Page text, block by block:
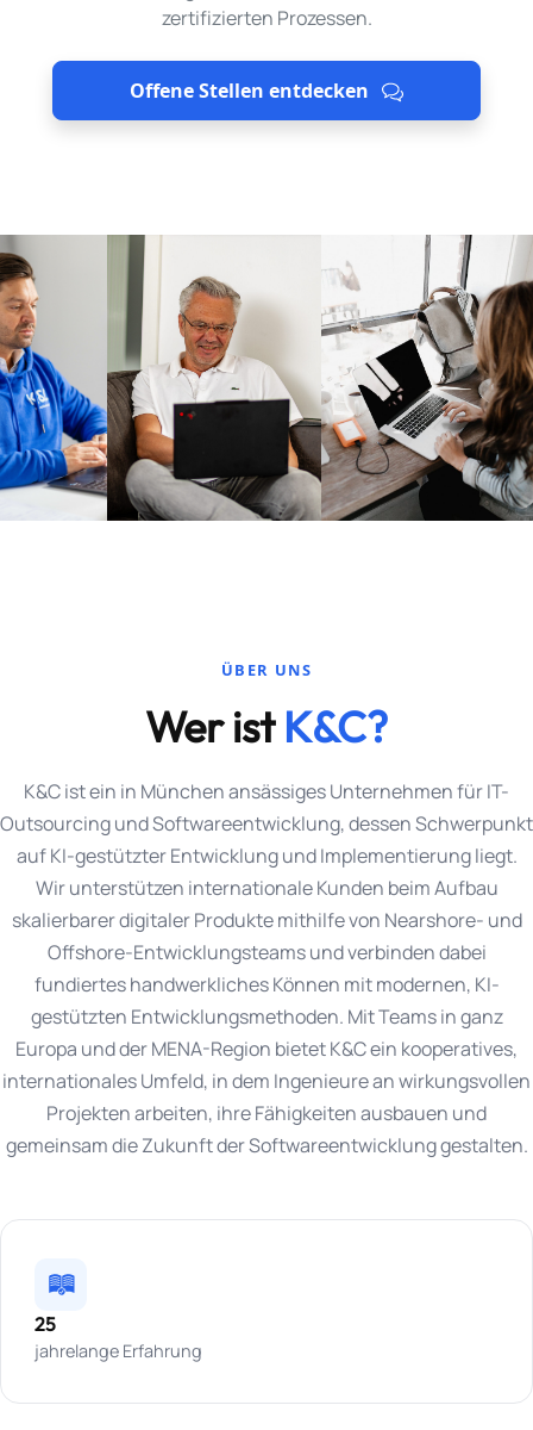
zertifizierten Prozessen.
Offene Stellen entdecken
ÜBER UNS
Wer ist K&C?
K&C ist ein in München ansässiges Unternehmen für IT-
Outsourcing und Softwareentwicklung, dessen Schwerpunkt
auf KI-gestützter Entwicklung und Implementierung liegt.
Wir unterstützen internationale Kunden beim Aufbau
skalierbarer digitaler Produkte mithilfe von Nearshore- und
Offshore-Entwicklungsteams und verbinden dabei
fundiertes handwerkliches Können mit modernen, KI-
gestützten Entwicklungsmethoden. Mit Teams in ganz
Europa und der MENA-Region bietet K&C ein kooperatives,
internationales Umfeld, in dem Ingenieure an wirkungsvollen
Projekten arbeiten, ihre Fähigkeiten ausbauen und
gemeinsam die Zukunft der Softwareentwicklung gestalten.
25
jahrelange Erfahrung